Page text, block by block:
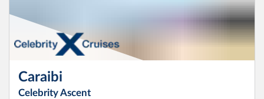
Caraibi
Celebrity Ascent